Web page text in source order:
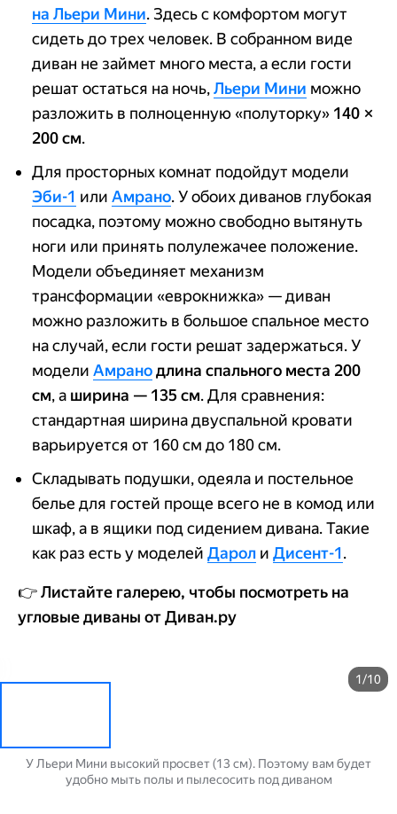
на Льери Мини. Здесь с комфортом могут
сидеть до трех человек. В собранном виде
диван не займет много места, а если гости
решат остаться на ночь,Льери Мини можно
разложить в полноценную «полуторку» 140 ×
200 см.
Для просторных комнат подойдут модели
Эби-1 или Амрано. У обоих диванов глубокая
посадка, поэтому можно свободно вытянуть
ноги или принять полулежачее положение.
Модели объединяет механизм
трансформации «еврокнижка» — диван
можно разложить в большое спальное место
на случай, если гости решат задержаться. У
модели Амранодлина спального места 200
см, а ширина — 135 см. Для сравнения:
стандартная ширина двуспальной кровати
варьируется от 160 см до 180 см.
Складывать подушки, одеяла и постельное
белье для гостей проще всего не в комод или
шкаф, а в ящики под сидением дивана. Такие
как раз есть у моделей Дарол и Дисент-1.
👉Листайте галерею, чтобы посмотреть на
угловые диваны от Диван.ру
1/10
У Льери Мини высокий просвет (13 см). Поэтому вам будет
удобно мыть полы и пылесосить под диваном